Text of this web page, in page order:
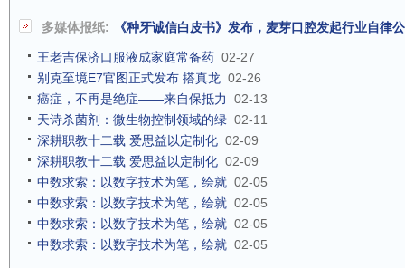
多媒体报纸: 《种牙诚信白皮书》发布，麦芽口腔发起行业自律
王老吉保济口服液成家庭常备药 02-27
别克至境E7官图正式发布 搭真龙 02-26
癌症，不再是绝症——来自保抵力
02-13
天诗杀菌剂：微生物控制领域的绿 02-11
深耕职教十二载 爱思益以定制化 02-09
深耕职教十二载 爱思益以定制化 02-09
中数求索：以数字技术为笔，绘就 02-05
中数求索：以数字技术为笔，绘就 02-05
中数求索：以数字技术为笔，绘就 02-05
中数求索：以数字技术为笔，绘就 02-05